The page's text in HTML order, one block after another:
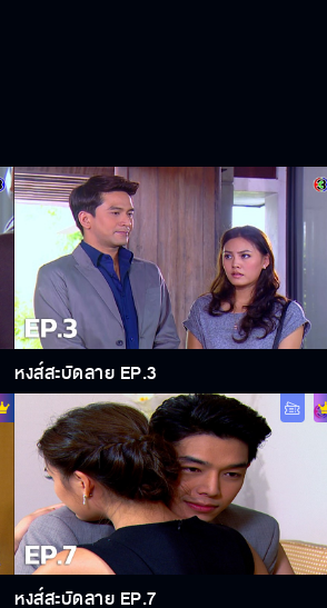
หงส์สะบัดลาย EP.3
หงส์สะบัดลาย EP.7